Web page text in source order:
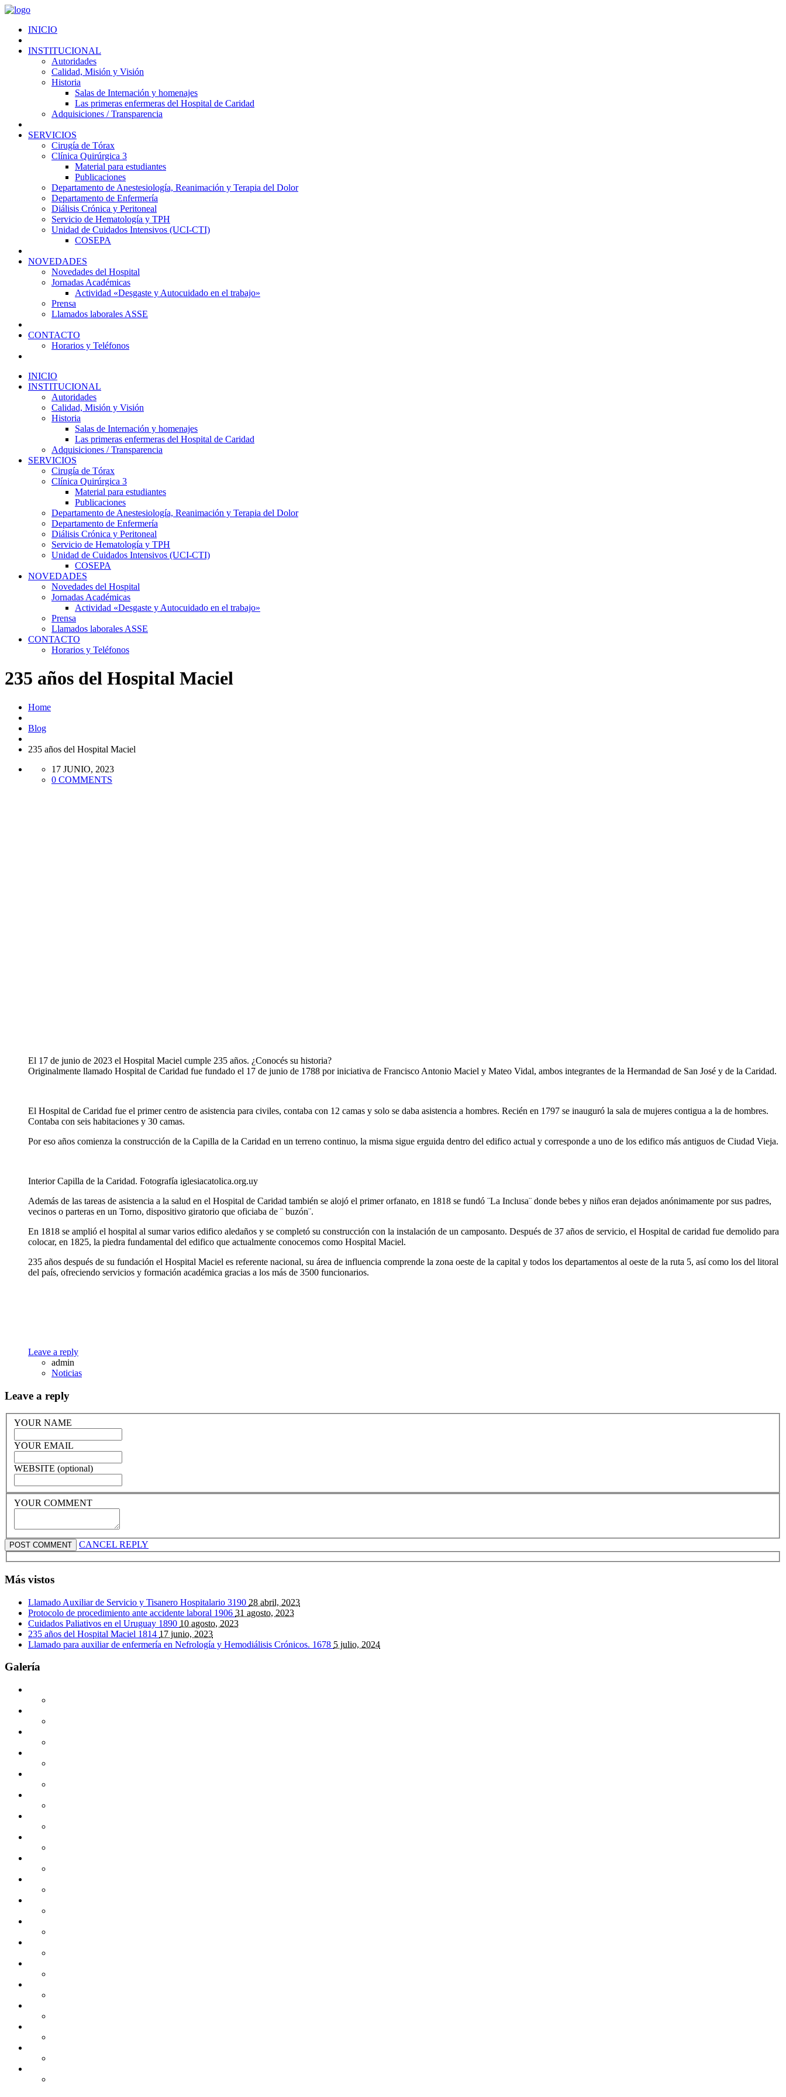
INICIO
INSTITUCIONAL
Autoridades
Calidad, Misión y Visión
Historia
Salas de Internación y homenajes
Las primeras enfermeras del Hospital de Caridad
Adquisiciones / Transparencia
SERVICIOS
Cirugía de Tórax
Clínica Quirúrgica 3
Material para estudiantes
Publicaciones
Departamento de Anestesiología, Reanimación y Terapia del Dolor
Departamento de Enfermería
Diálisis Crónica y Peritoneal
Servicio de Hematología y TPH
Unidad de Cuidados Intensivos (UCI-CTI)
COSEPA
NOVEDADES
Novedades del Hospital
Jornadas Académicas
Actividad «Desgaste y Autocuidado en el trabajo»
Prensa
Llamados laborales ASSE
CONTACTO
Horarios y Teléfonos
INICIO
INSTITUCIONAL
Autoridades
Calidad, Misión y Visión
Historia
Salas de Internación y homenajes
Las primeras enfermeras del Hospital de Caridad
Adquisiciones / Transparencia
SERVICIOS
Cirugía de Tórax
Clínica Quirúrgica 3
Material para estudiantes
Publicaciones
Departamento de Anestesiología, Reanimación y Terapia del Dolor
Departamento de Enfermería
Diálisis Crónica y Peritoneal
Servicio de Hematología y TPH
Unidad de Cuidados Intensivos (UCI-CTI)
COSEPA
NOVEDADES
Novedades del Hospital
Jornadas Académicas
Actividad «Desgaste y Autocuidado en el trabajo»
Prensa
Llamados laborales ASSE
CONTACTO
Horarios y Teléfonos
235 años del Hospital Maciel
Home
Blog
235 años del Hospital Maciel
17 JUNIO, 2023
0 COMMENTS
El 17 de junio de 2023 el Hospital Maciel cumple 235 años. ¿Conocés su historia?
Originalmente llamado Hospital de Caridad fue fundado el 17 de junio de 1788 por iniciativa de Francisco Antonio Maciel y Mateo Vidal, ambos integrantes de la Hermandad de San José y de la Caridad.
El Hospital de Caridad fue el primer centro de asistencia para civiles, contaba con 12 camas y solo se daba asistencia a hombres. Recién en 1797 se inauguró la sala de mujeres contigua a la de hombres.
Contaba con seis habitaciones y 30 camas.
Por eso años comienza la construcción de la Capilla de la Caridad en un terreno continuo, la misma sigue erguida dentro del edifico actual y corresponde a uno de los edifico más antiguos de Ciudad Vieja.
Interior Capilla de la Caridad. Fotografía iglesiacatolica.org.uy
Además de las tareas de asistencia a la salud en el Hospital de Caridad también se alojó el primer orfanato, en 1818 se fundó ¨La Inclusa¨ donde bebes y niños eran dejados anónimamente por sus padres,
vecinos o parteras en un Torno, dispositivo giratorio que oficiaba de ¨ buzón¨.
En 1818 se amplió el hospital al sumar varios edifico aledaños y se completó su construcción con la instalación de un camposanto. Después de 37 años de servicio, el Hospital de caridad fue demolido para
colocar, en 1825, la piedra fundamental del edifico que actualmente conocemos como Hospital Maciel.
235 años después de su fundación el Hospital Maciel es referente nacional, su área de influencia comprende la zona oeste de la capital y todos los departamentos al oeste de la ruta 5, así como los del litoral
del país, ofreciendo servicios y formación académica gracias a los más de 3500 funcionarios.
Leave a reply
admin
Noticias
Leave a reply
YOUR NAME
YOUR EMAIL
WEBSITE (optional)
YOUR COMMENT
CANCEL REPLY
Más vistos
Llamado Auxiliar de Servicio y Tisanero Hospitalario 3190 28 abril, 2023
Protocolo de procedimiento ante accidente laboral 1906 31 agosto, 2023
Cuidados Paliativos en el Uruguay 1890 10 agosto, 2023
235 años del Hospital Maciel 1814 17 junio, 2023
Llamado para auxiliar de enfermería en Nefrología y Hemodiálisis Crónicos. 1678 5 julio, 2024
Galería